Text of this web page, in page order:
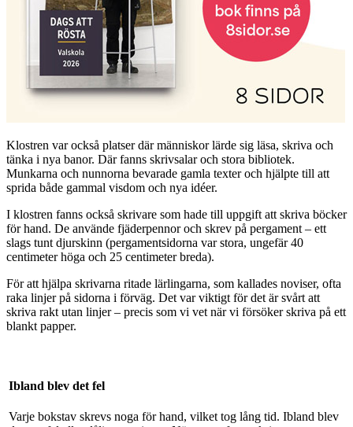
Klostren var också platser där människor lärde sig läsa, skriva och
tänka i nya banor. Där fanns skrivsalar och stora bibliotek.
Munkarna och nunnorna bevarade gamla texter och hjälpte till att
sprida både gammal visdom och nya idéer.
I klostren fanns också skrivare som hade till uppgift att skriva böcker
för hand. De använde fjäderpennor och skrev på pergament – ett
slags tunt djurskinn (pergamentsidorna var stora, ungefär 40
centimeter höga och 25 centimeter breda).
För att hjälpa skrivarna ritade lärlingarna, som kallades noviser, ofta
raka linjer på sidorna i förväg. Det var viktigt för det är svårt att
skriva rakt utan linjer – precis som vi vet när vi försöker skriva på ett
blankt papper.
Ibland blev det fel
Varje bokstav skrevs noga för hand, vilket tog lång tid. Ibland blev